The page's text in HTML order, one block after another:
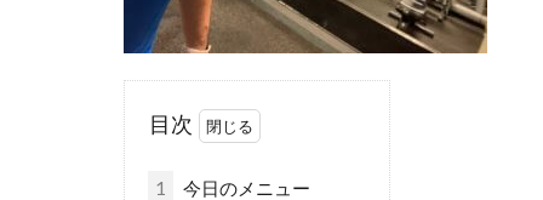
目次
1 今日のメニュー